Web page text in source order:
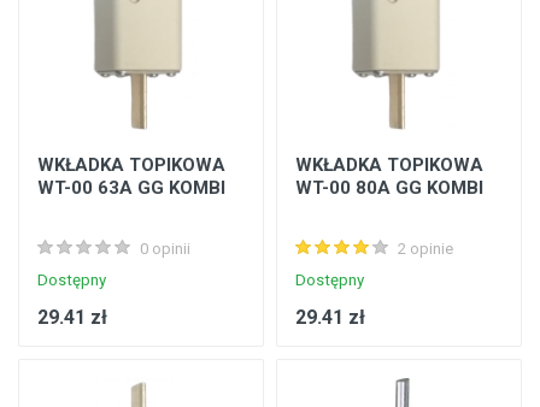
WKŁADKA TOPIKOWA
WT-00 63A GG KOMBI
0 opinii
Dostępny
29.41 zł
WKŁADKA TOPIKOWA
WT-00 80A GG KOMBI
2 opinie
Dostępny
29.41 zł